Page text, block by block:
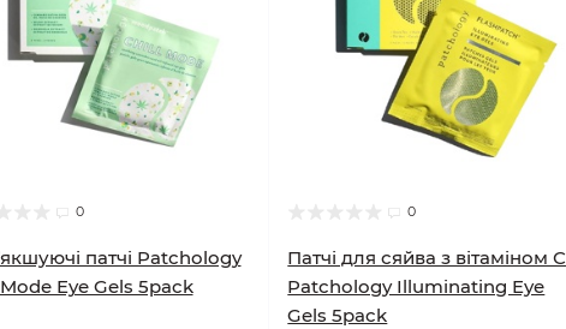
0
патчі Patchology
Eye Gels 5pack
0
Патчі для сяйва з вітаміном С
Patchology Illuminating Eye
Gels 5pack